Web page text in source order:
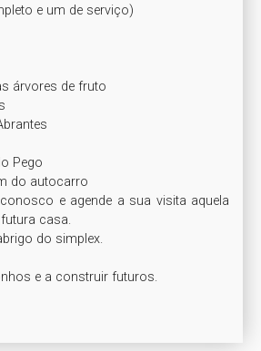
e um de serviço)
árvores de fruto
Pego
do autocarro
e agende a sua visita aquela
casa.
do simplex.
e a construir futuros.